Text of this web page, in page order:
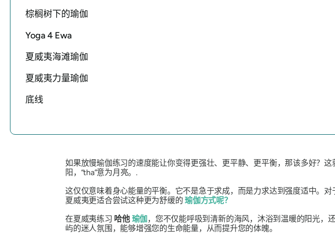
棕榈树下的瑜伽
Yoga 4 Ewa
夏威夷海滩瑜伽
夏威夷力量瑜伽
底线
如果放慢瑜伽练习的速度能让你变得更强壮、更平静、更平衡，那该多好？
阳，“tha”意为月亮。.
这仅仅意味着身心能量的平衡。它不是急于求成，而是力求达到强度适中。
夏威夷更适合尝试这种更为舒缓的瑜伽方式呢？
在夏威夷练习 哈他 瑜伽，您不仅能呼吸到清新的海风，沐浴到温暖的阳光，
屿的迷人氛围，能够增强您的生命能量，从而提升您的体魄。